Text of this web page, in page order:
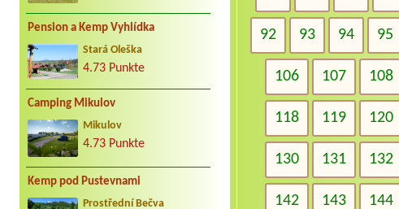
Pension a Kemp Vyhlídka
Stará Oleška
4.73 Punkte
Camping Mikulov
Mikulov
4.73 Punkte
Kemp pod Pustevnami
Prostřední Bečva
92 93 94 95
106 107 108
118 119 120
130 131 132
142 143 144